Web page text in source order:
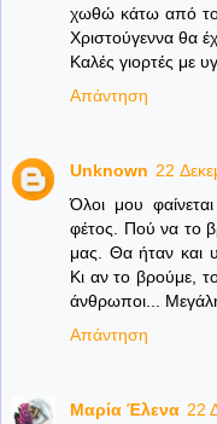
χωθώ κάτω από
Χριστούγεννα θα
Καλές γιορτές με
Απάντηση
Unknown 22
Όλοι μου
φέτος. Πού να το
μας. Θα ήταν και
Κι αν το βρούμε,
άνθρωποι...
Απάντηση
Μαρία Έλενα 22